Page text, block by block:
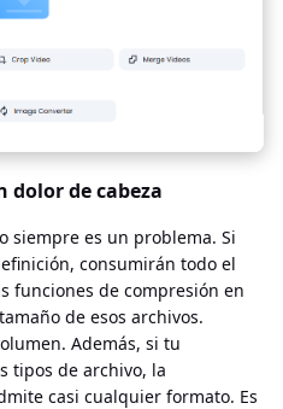
dolor de cabeza
siempre es un problema. Si
consumirán todo el
funciones de compresión en
de esos archivos.
Además, si tu
tipos de archivo, la
casi cualquier formato. Es